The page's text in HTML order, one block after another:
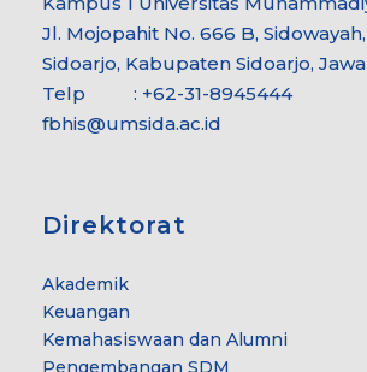
Jl. Mojopahit No. 666 B,
Sidoarjo, Kabupaten Sidoarjo,
Telp : +62-31-8945444
fbhis@umsida.ac.id
Direktorat
Akademik
Keuangan
Kemahasiswaan dan Alumni
Pengembangan SDM